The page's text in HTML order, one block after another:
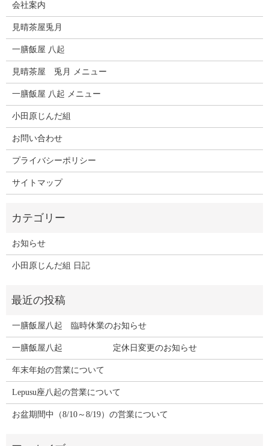
会社案内
見晴茶屋兎月
一膳飯屋 八起
見晴茶屋 兎月 メニュー
一膳飯屋 八起 メニュー
小田原じんだ組
お問い合わせ
プライバシーポリシー
サイトマップ
お知らせ
小田原じんだ組 日記
一膳飯屋八起 臨時休業のお知らせ
一膳飯屋八起 定休日変更のお知らせ
年末年始の営業について
Lepusu座八起の営業について
お盆期間中（8/10～8/19）の営業について